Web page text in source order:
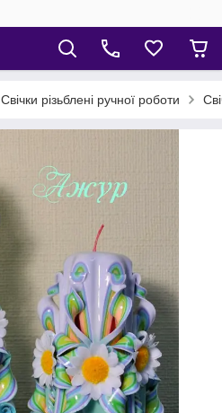
Свічки різьблені ручної роботи